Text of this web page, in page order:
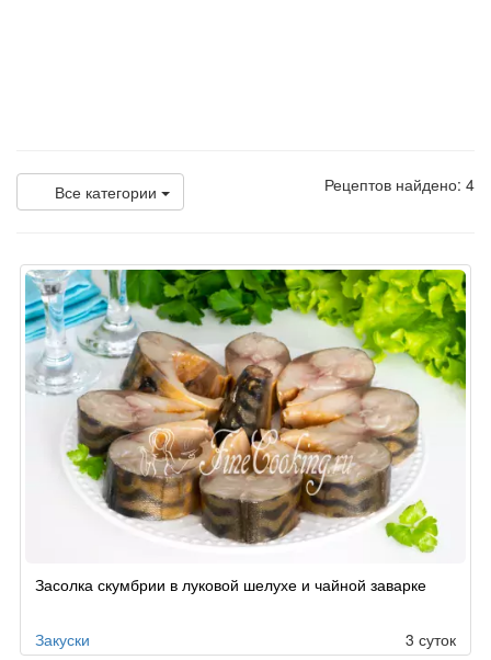
Все категории Рецептов найдено: 4
Засолка скумбрии в луковой шелухе и чайной заварке
Закуски 3 суток